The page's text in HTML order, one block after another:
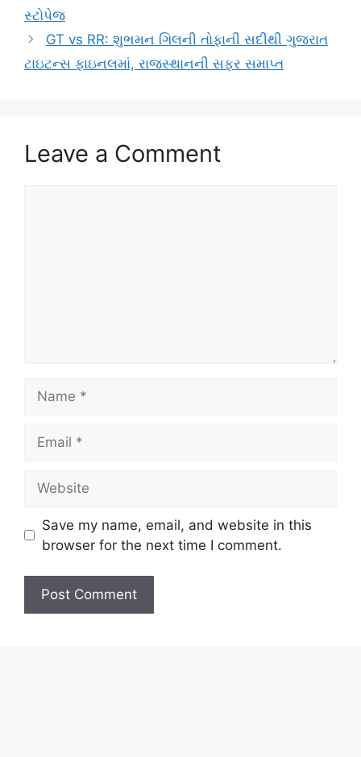
સ્ટોપેજ
GT vs RR: શુભમન ગિલની તોફાની સદીથી ગુજરાત
ટાઇટન્સ ફાઇનલમાં, રાજસ્થાનની સફર સમાપ્ત
Leave a Comment
Save my name, email, and website in this
browser for the next time I comment.